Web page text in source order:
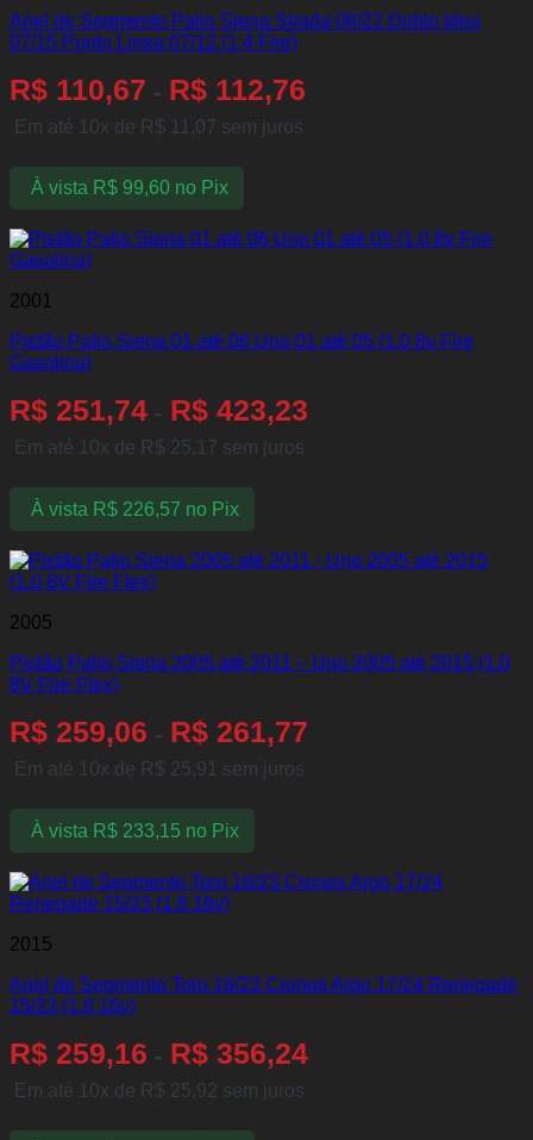
Anel de Segmento Palio Siena Strada 06/22 Doblo Idea
07/15 Punto Linea 07/12 (1.4 Fire)
R$ 110,67 - R$ 112,76
Em até 10x de R$ 11,07 sem juros
À vista R$99,60 no Pix
2001
Pistão Palio Siena 01 até 06 Uno 01 até 05 (1.0 8v Fire
Gasolina)
R$ 251,74 - R$ 423,23
Em até 10x de R$ 25,17 sem juros
À vista R$226,57 no Pix
2005
Pistão Palio Siena 2005 até 2011 – Uno 2005 até 2015 (1.0
8V Fire Flex)
R$ 259,06 - R$ 261,77
Em até 10x de R$ 25,91 sem juros
À vista R$233,15 no Pix
2015
Anel de Segmento Toro 16/23 Cronos Argo 17/24 Renegade
15/23 (1.8 16v)
R$ 259,16 - R$ 356,24
Em até 10x de R$ 25,92 sem juros